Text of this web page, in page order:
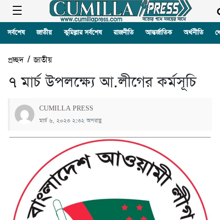
সর্বশেষ জাতীয় কুমিল্লার সর্বশেষ রাজনীতি আন্তর্জাতিক অর্থনীতি
প্রচ্ছদ/জাতীয়
৭ মার্চ উপলক্ষ্যে আ.লীগের কর্মসূচি
CUMILLA PRESS
মার্চ ৬, ২০২৩ ২:৩২ অপরাহ্ণ